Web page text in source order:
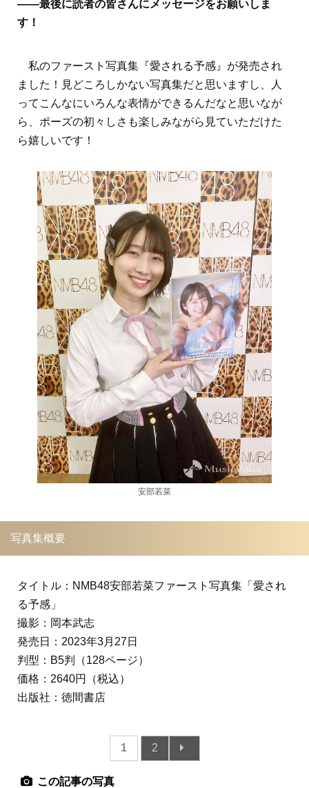
――最後に読者の皆さんにメッセージをお願いしま
す！
私のファースト写真集『愛される予感』が発売され
ました！見どころしかない写真集だと思いますし、人
ってこんなにいろんな表情ができるんだなと思いなが
ら、ポーズの初々しさも楽しみながら見ていただけた
ら嬉しいです！
安部若菜
写真集概要
タイトル：NMB48安部若菜ファースト写真集「愛され
る予感」
撮影：岡本武志
発売日：2023年3月27日
判型：B5判（128ページ）
価格：2640円（税込）
出版社：徳間書店
1 2
この記事の写真